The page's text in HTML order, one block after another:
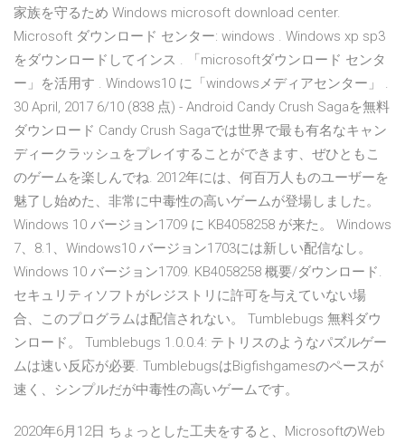
家族を守るため Windows microsoft download center.
Microsoft ダウンロード センター: windows . Windows xp sp3
をダウンロードしてインス . 「microsoftダウンロード センタ
ー」を活用す . Windows10 に「windowsメディアセンター」 .
30 April, 2017 6/10 (838 点) - Android Candy Crush Sagaを無料
ダウンロード Candy Crush Sagaでは世界で最も有名なキャン
ディークラッシュをプレイすることができます、ぜひともこ
のゲームを楽しんでね. 2012年には、何百万人ものユーザーを
魅了し始めた、非常に中毒性の高いゲームが登場しました。
Windows 10 バージョン1709 に KB4058258 が来た。 Windows
7、8.1、Windows10 バージョン1703には新しい配信なし。
Windows 10 バージョン1709. KB4058258 概要/ダウンロード.
セキュリティソフトがレジストリに許可を与えていない場
合、このプログラムは配信されない。 Tumblebugs 無料ダウ
ンロード。 Tumblebugs 1.0.0.4: テトリスのようなパズルゲー
ムは速い反応が必要. TumblebugsはBigfishgamesのペースが
速く、シンプルだが中毒性の高いゲームです。
2020年6月12日 ちょっとした工夫をすると、MicrosoftのWeb